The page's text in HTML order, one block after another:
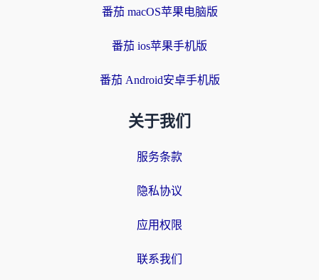
番茄 macOS苹果电脑版
番茄 ios苹果手机版
番茄 Android安卓手机版
关于我们
服务条款
隐私协议
应用权限
联系我们